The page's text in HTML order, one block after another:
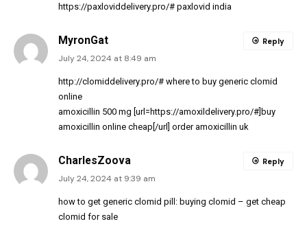
https://paxloviddelivery.pro/# paxlovid india
MyronGat
July 24, 2024 at 8:49 am
http://clomiddelivery.pro/# where to buy generic clomid
online
amoxicillin 500 mg [url=https://amoxildelivery.pro/#]buy
amoxicillin online cheap[/url] order amoxicillin uk
Reply
CharlesZoova
July 24, 2024 at 9:39 am
how to get generic clomid pill: buying clomid – get cheap
clomid for sale
Reply